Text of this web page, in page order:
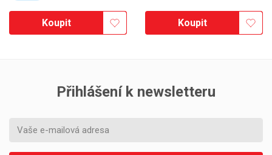
Koupit Koupit
Přihlášení k newsletteru